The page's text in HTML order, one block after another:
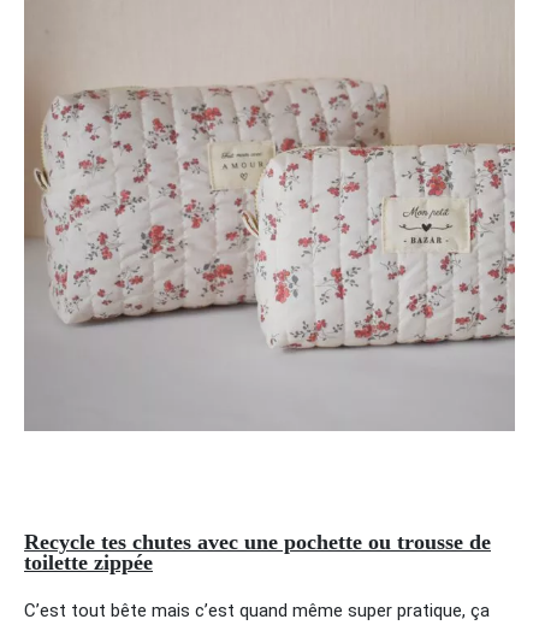
Recycle tes chutes avec une pochette ou trousse de
toilette zippée
C’est tout bête mais c’est quand même super pratique, ça